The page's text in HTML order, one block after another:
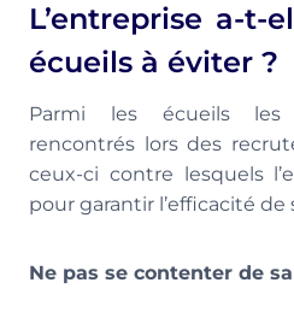
L’entreprise a-t-
écueils à éviter ?
Parmi les écueils les
rencontrés lors des
ceux-ci contre lesquels
pour garantir l’efficacité
Ne pas se contenter de